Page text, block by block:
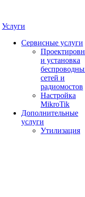
Услуги
Сервисные услуги
и установка
сетей и
радиомостов
Настройка
MikroTik
Дополнительные
услуги
Утилизация